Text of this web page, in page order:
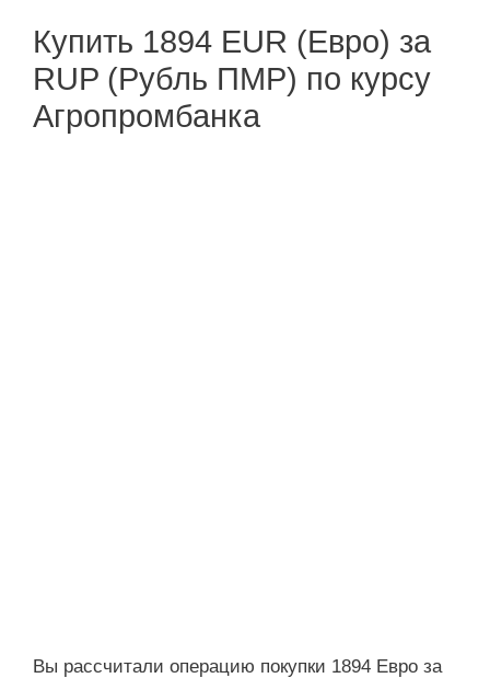
Купить 1894 EUR (Евро) за
RUP (Рубль ПМР) по курсу
Агропромбанка
Вы рассчитали операцию покупки 1894 Евро за